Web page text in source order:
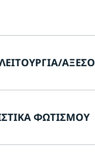
ΦΩΤΙΣΜΟΎ